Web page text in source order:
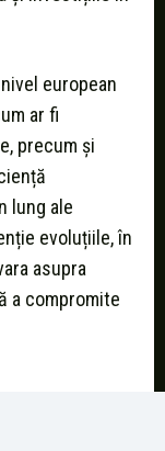
european
ar fi
precum și
lung ale
evoluțiile, în
asupra
a compromite